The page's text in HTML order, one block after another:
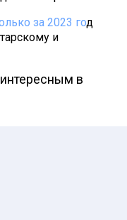
за 2023 год
и
в